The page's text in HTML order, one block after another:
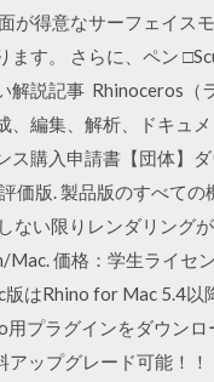
が得意なサーフェイス
ます。 さらに、ペン
解説記事 Rhinoceros（
、編集、解析、ドキュ
ス購入申請書【団体】
価版. 製品版のすべて
ない限りレンダリング
Mac. 価格：学生ライ
はRhino for Mac 5.4
用プラグインをダウン
ップグレード可能！